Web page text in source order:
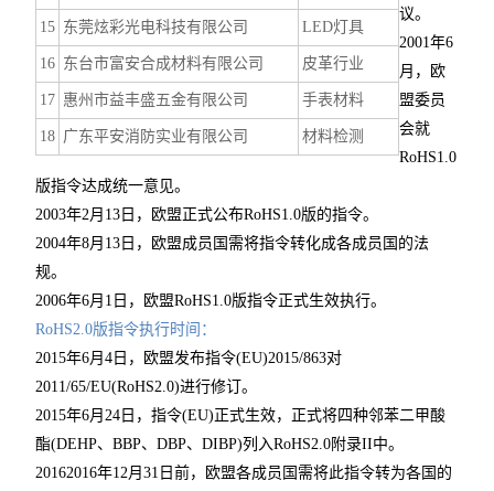
15 东莞炫彩光电科技有限公司 LED灯具
16 东台市富安合成材料有限公司 皮革行业
17 惠州市益丰盛五金有限公司 手表材料
18 广东平安消防实业有限公司 材料检测
议。
2001年6
月，欧
盟委员
会就
RoHS1.0
版指令达成统一意见。
2003年2月13日，欧盟正式公布RoHS1.0版的指令。
2004年8月13日，欧盟成员国需将指令转化成各成员国的法
规。
2006年6月1日，欧盟RoHS1.0版指令正式生效执行。
RoHS2.0版指令执行时间：
2015年6月4日，欧盟发布指令(EU)2015/863对
2011/65/EU(RoHS2.0)进行修订。
2015年6月24日，指令(EU)正式生效，正式将四种邻苯二甲酸
酯(DEHP、BBP、DBP、DIBP)列入RoHS2.0附录II中。
20162016年12月31日前，欧盟各成员国需将此指令转为各国的